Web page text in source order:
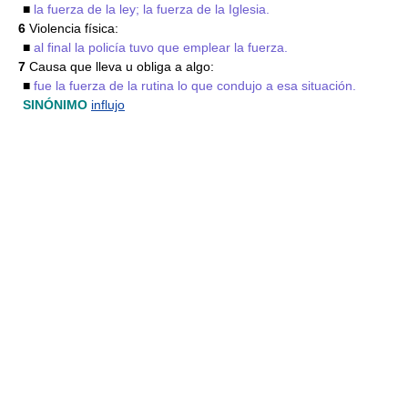
■ la fuerza de la ley; la fuerza de la Iglesia.
6 Violencia física:
■ al final la policía tuvo que emplear la fuerza.
7 Causa que lleva u obliga a algo:
■ fue la fuerza de la rutina lo que condujo a esa situación.
SINÓNIMO influjo